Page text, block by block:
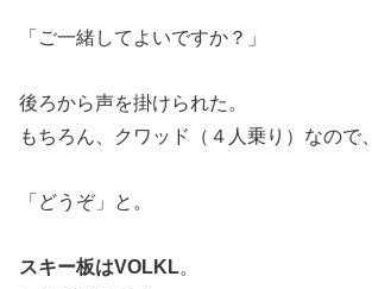
「ご一緒してよいですか？」
後ろから声を掛けられた。
もちろん、クワッド（４人乗り）なので、
「どうぞ」と。
スキー板はVOLKL。